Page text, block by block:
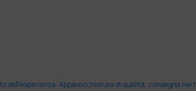
Apparecchiatura di qualità, consegna